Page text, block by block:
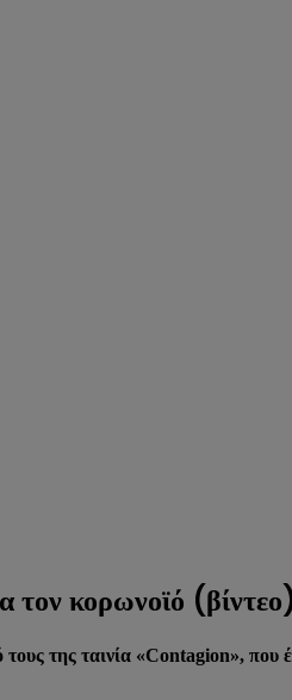
τον κορωνοϊό
της ταινία «Contagion», που